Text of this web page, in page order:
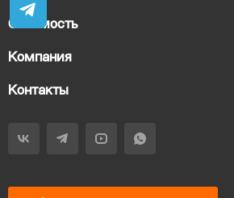
Стоимость
Компания
Контакты